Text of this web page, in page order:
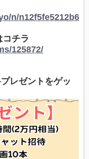
n/n12f5fe5212b6
チラ
125872/
レゼントをゲッ